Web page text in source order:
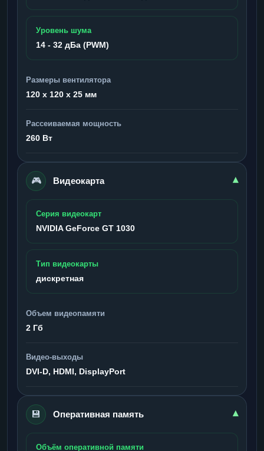
Уровень шума
14 - 32 дБа (PWM)
Размеры вентилятора
120 x 120 x 25 мм
Рассеиваемая мощность
260 Вт
🎮 Видеокарта ▾
Серия видеокарт
NVIDIA GeForce GT 1030
Тип видеокарты
дискретная
Объем видеопамяти
2 Гб
Видео-выходы
DVI-D, HDMI, DisplayPort
💾 Оперативная память ▾
Объём оперативной памяти